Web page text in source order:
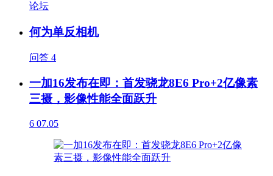
论坛
何为单反相机
问答 4
一加16发布在即：首发骁龙8E6 Pro+2亿像素
三摄，影像性能全面跃升
6 07.05